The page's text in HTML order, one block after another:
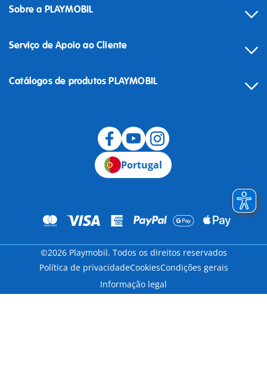
Sobre a PLAYMOBIL
Serviço de Apoio ao Cliente
Catálogos de produtos PLAYMOBIL
Portugal
©2026 Playmobil. Todos os direitos reservados
Política de privacidadeCookiesCondições gerais
Informação legal